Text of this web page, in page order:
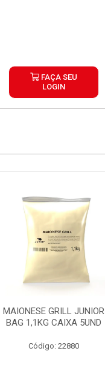
FAÇA SEU
LOGIN
MAIONESE GRILL JUNIOR
BAG 1,1KG CAIXA 5UND
Código: 22880